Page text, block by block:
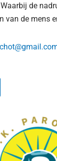
de
van de mens